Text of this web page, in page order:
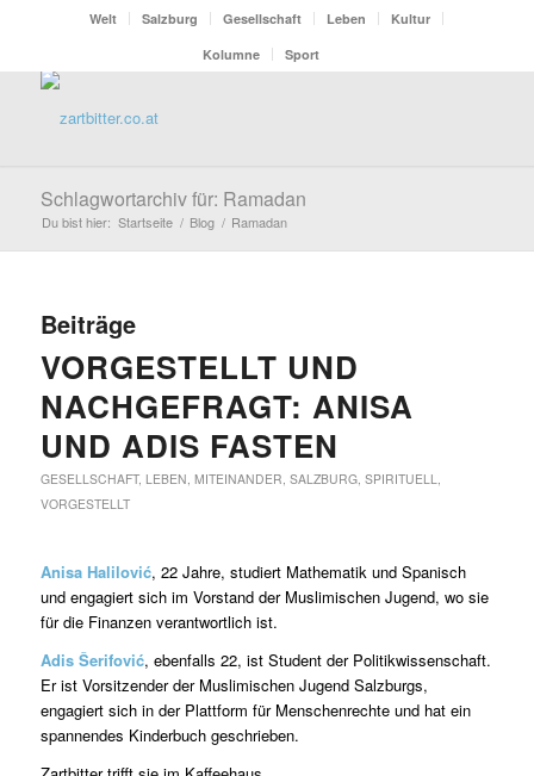
Welt Salzburg Gesellschaft Leben
Kultur
Kolumne
Sport
Schlagwortarchiv für: Ramadan
Du bist hier: Startseite / Blog / Ramadan
Beiträge
VORGESTELLT UND
NACHGEFRAGT: ANISA
UND ADIS FASTEN
GESELLSCHAFT, LEBEN, MITEINANDER, SALZBURG, SPIRITUELL,
VORGESTELLT
Anisa Halilović, 22 Jahre, studiert Mathematik und Spanisch
und engagiert sich im Vorstand der Muslimischen Jugend, wo sie
für die Finanzen verantwortlich ist.
Adis Šerifović, ebenfalls 22, ist Student der Politikwissenschaft.
Er ist Vorsitzender der Muslimischen Jugend Salzburgs,
engagiert sich in der Plattform für Menschenrechte und hat ein
spannendes Kinderbuch geschrieben.